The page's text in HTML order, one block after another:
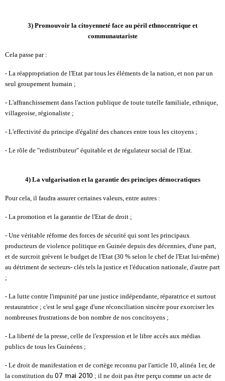
3) Promouvoir la citoyenneté face au péril ethnocentrique et
communautariste
Cela passe par :
- La réappropriation de l'Etat par tous les éléments de la nation, et non par un
seul groupement humain ;
- L'affranchissement dans l'action publique de toute tutelle familiale, ethnique,
villageoise, régionaliste ;
- L'effectivité du principe d'égalité des chances entre tous les citoyens ;
- Le rôle de "redistributeur" équitable et de régulateur social de l'Etat.
4) La vulgarisation et la garantie des principes démocratiques
Pour cela, il faudra assurer certaines valeurs, entre autres :
- La promotion et la garantie de l'Etat de droit ;
- Une véritable réforme des forces de sécurité qui sont les principaux
producteurs de violence politique en Guinée depuis des décennies, d'une part,
et de surcroit grèvent le budget de l'Etat (30 % selon le chef de l'Etat lui-même)
au détriment de secteurs- clés tels la justice et l'éducation nationale, d'autre part
;
- La lutte contre l'impunité par une justice indépendante, réparatrice et surtout
restauratrice ; c'est le seul gage d'une réconciliation sincère pour exorciser les
nombreuses frustrations de bon nombre de nos concitoyens ;
- La liberté de la presse, celle de l'expression et le libre accès aux médias
publics de tous les Guinéens ;
- Le droit de manifestation et de cortège reconnu par l'article 10, alinéa 1er, de
la constitution du 07 mai 2010 ; il ne doit pas être perçu comme un acte de